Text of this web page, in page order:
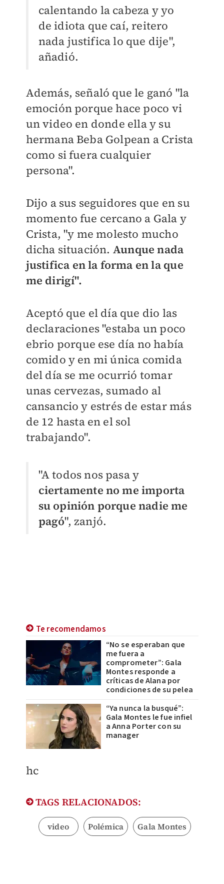
calentando la cabeza y yo
de idiota que caí, reitero
nada justifica lo que dije",
añadió.
Además, señaló que le ganó "la
emoción porque hace poco vi
un video en donde ella y su
hermana Beba Golpean a Crista
como si fuera cualquier
persona".
Dijo a sus seguidores que en su
momento fue cercano a Gala y
Crista, "y me molesto mucho
dicha situación. Aunque nada
justifica en la forma en la que
me dirigí".
Aceptó que el día que dio las
declaraciones "estaba un poco
ebrio porque ese día no había
comido y en mi única comida
del día se me ocurrió tomar
unas cervezas, sumado al
cansancio y estrés de estar más
de 12 hasta en el sol
trabajando".
"A todos nos pasa y
ciertamente no me importa
su opinión porque nadie me
pagó", zanjó.
Te recomendamos
“No se esperaban que
me fuera a
comprometer”: Gala
Montes responde a
críticas de Alana por
condiciones de su pelea
“Ya nunca la busqué”:
Gala Montes le fue infiel
a Anna Porter con su
manager
hc
TAGS RELACIONADOS:
video Polémica Gala Montes